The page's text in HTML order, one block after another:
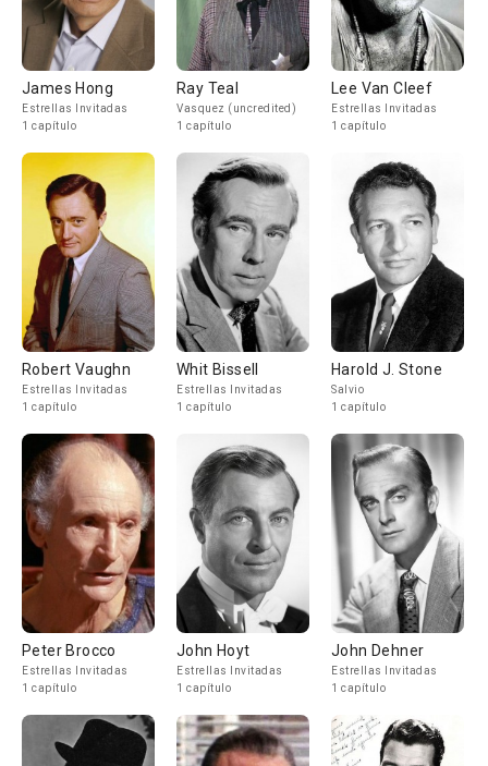
James Hong
Estrellas Invitadas
1 capítulo
Ray Teal
Vasquez (uncredited)
1 capítulo
Lee Van Cleef
Estrellas Invitadas
1 capítulo
Robert Vaughn
Estrellas Invitadas
1 capítulo
Whit Bissell
Estrellas Invitadas
1 capítulo
Harold J. Stone
Salvio
1 capítulo
Peter Brocco
Estrellas Invitadas
1 capítulo
John Hoyt
Estrellas Invitadas
1 capítulo
John Dehner
Estrellas Invitadas
1 capítulo